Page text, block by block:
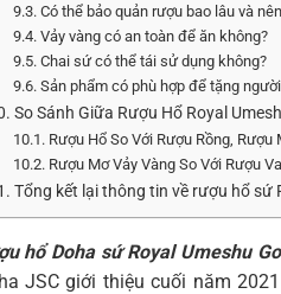
9.3. Có thể bảo quản rượu bao lâu và
9.4. Vảy vàng có an toàn để ăn không?
9.5. Chai sứ có thể tái sử dụng không?
9.6. Sản phẩm có phù hợp để tặng
So Sánh Giữa Rượu Hổ Royal
10.1. Rượu Hổ So Với Rượu Rồng,
10.2. Rượu Mơ Vảy Vàng So Với Rượu
Tổng kết lại thông tin về rượu hổ sứ
hổ Doha sứ Royal Umeshu
JSC giới thiệu cuối năm